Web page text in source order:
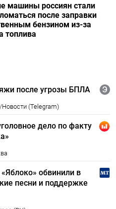
машины россиян стали
после заправки
бензином из-за
топлива